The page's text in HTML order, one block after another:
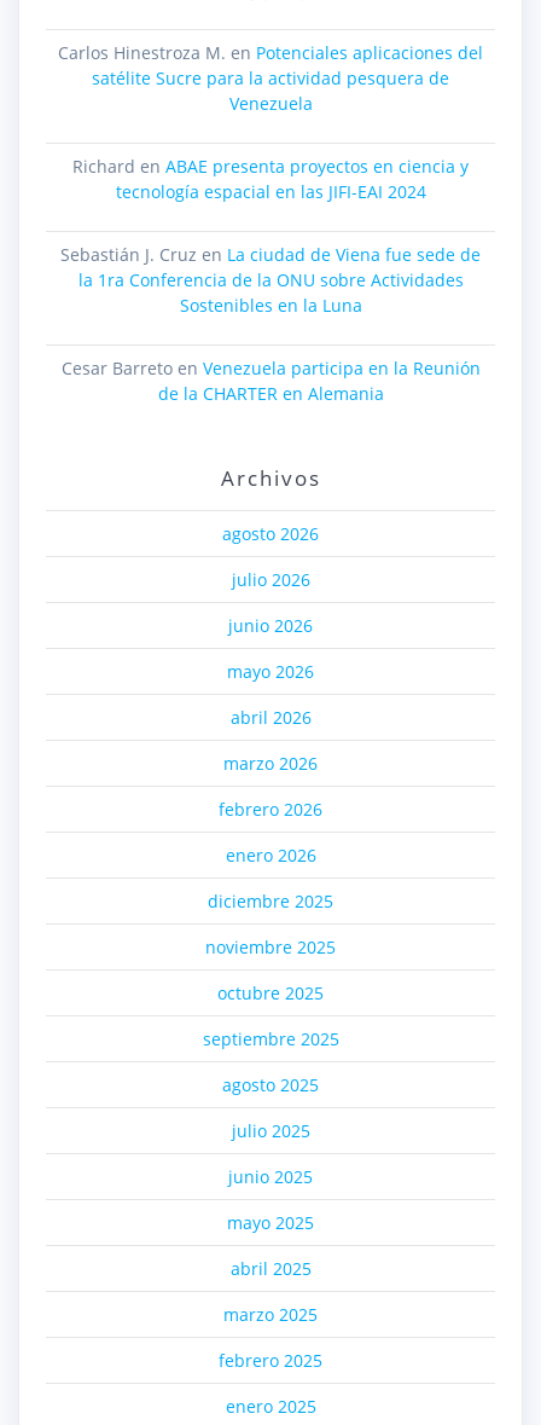
Carlos Hinestroza M. en Potenciales aplicaciones del
satélite Sucre para la actividad pesquera de
Venezuela
Richard en ABAE presenta proyectos en ciencia y
tecnología espacial en las JIFI-EAI 2024
Sebastián J. Cruz en La ciudad de Viena fue sede de
la 1ra Conferencia de la ONU sobre Actividades
Sostenibles en la Luna
Cesar Barretoen Venezuela participa en la Reunión
de la CHARTER en Alemania
Archivos
agosto 2026
julio 2026
junio 2026
mayo 2026
abril 2026
marzo 2026
febrero 2026
enero 2026
diciembre 2025
noviembre 2025
octubre 2025
septiembre 2025
agosto 2025
julio 2025
junio 2025
mayo 2025
abril 2025
marzo 2025
febrero 2025
enero 2025